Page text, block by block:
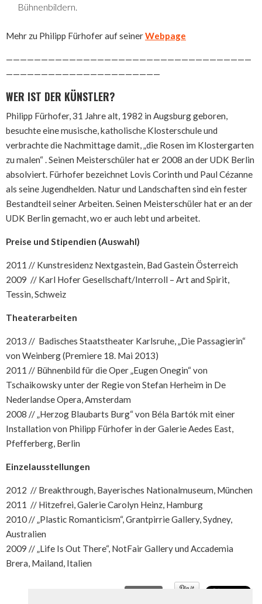
Bühnenbildern.
Mehr zu Philipp Fürhofer auf seinerWebpage
———————————————————————————————————
——————————————————————
WER IST DER KÜNSTLER?
Philipp Fürhofer, 31 Jahre alt, 1982 in Augsburg geboren,
besuchte eine musische, katholische Klosterschule und
verbrachte die Nachmittage damit, „die Rosen im Klostergarten
zu malen“ . Seinen Meisterschüler hat er 2008 an der UDK Berlin
absolviert. Fürhofer bezeichnet Lovis Corinth und Paul Cézanne
als seine Jugendhelden. Natur und Landschaften sind ein fester
Bestandteil seiner Arbeiten. Seinen Meisterschüler hat er an der
UDK Berlin gemacht, wo er auch lebt und arbeitet.
Preise und Stipendien (Auswahl)
2011 // Kunstresidenz Nextgastein, Bad Gastein Österreich
2009 // Karl Hofer Gesellschaft/Interroll – Art and Spirit,
Tessin, Schweiz
Theaterarbeiten
2013 // Badisches Staatstheater Karlsruhe, „Die Passagierin“
von Weinberg (Premiere 18. Mai 2013)
2011 // Bühnenbild für die Oper „Eugen Onegin“ von
Tschaikowsky unter der Regie von Stefan Herheim in De
Nederlandse Opera, Amsterdam
2008 // „Herzog Blaubarts Burg“ von Béla Bartók mit einer
Installation von Philipp Fürhofer in der Galerie Aedes East,
Pfefferberg, Berlin
Einzelausstellungen
2012 // Breakthrough, Bayerisches Nationalmuseum, München
2011 // Hitzefrei, Galerie Carolyn Heinz, Hamburg
2010 // „Plastic Romanticism“, Grantpirrie Gallery, Sydney,
Australien
2009 // „Life Is Out There“, NotFair Gallery und Accademia
Brera, Mailand, Italien